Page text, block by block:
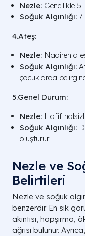
Nezle: Genellikle
Soğuk Algınlığı:
4.Ateş:
Nezle: Nadiren
Soğuk Algınlığı:
çocuklarda
5.Genel Durum:
Nezle: Hafif
Soğuk Algınlığı:
oluşturur.
Nezle ve
Belirtileri
Nezle ve soğuk
benzerdir. En sık
akıntısı, hapşırma,
ağrısı bulunur.